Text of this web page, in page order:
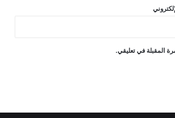
المقبلة في تعليقي.